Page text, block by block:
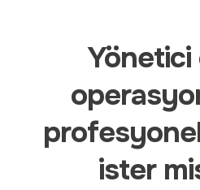
Yönetici
ister